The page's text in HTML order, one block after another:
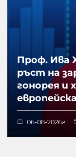
Проф. Ива
ръст на
гонорея и
06-08-2026г.